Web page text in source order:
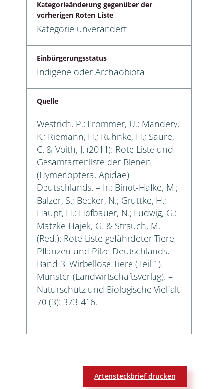
Kategorieänderung gegenüber der
vorherigen Roten Liste
Kategorie unverändert
Einbürgerungsstatus
Indigene oder Archäobiota
Quelle
Westrich, P.; Frommer, U.; Mandery,
K.; Riemann, H.; Ruhnke, H.; Saure,
C. & Voith, J. (2011): Rote Liste und
Gesamtartenliste der Bienen
(Hymenoptera, Apidae)
Deutschlands. – In: Binot-Hafke, M.;
Balzer, S.; Becker, N.; Gruttke, H.;
Haupt, H.; Hofbauer, N.; Ludwig, G.;
Matzke-Hajek, G. & Strauch, M.
(Red.): Rote Liste gefährdeter Tiere,
Pflanzen und Pilze Deutschlands,
Band 3: Wirbellose Tiere (Teil 1). –
Münster (Landwirtschaftsverlag). –
Naturschutz und Biologische Vielfalt
70 (3): 373-416.
Artensteckbrief drucken